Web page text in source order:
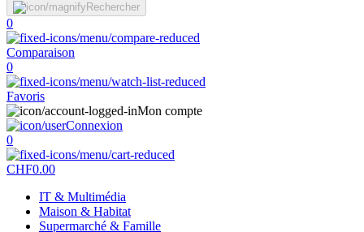
Rechercher
0
Comparaison
0
Favoris
Mon compte
Connexion
0
CHF0.00
IT & Multimédia
Maison & Habitat
Supermarché & Famille